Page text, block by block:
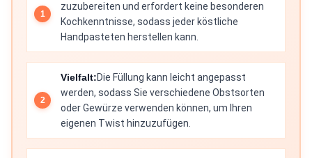
zuzubereiten und erfordert keine besonderen
Kochkenntnisse, sodass jeder köstliche
Handpasteten herstellen kann.
Vielfalt:Die Füllung kann leicht angepasst
werden, sodass Sie verschiedene Obstsorten
oder Gewürze verwenden können, um Ihren
eigenen Twist hinzuzufügen.